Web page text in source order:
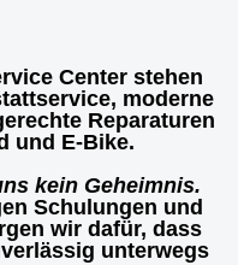
Center stehen
moderne
Reparaturen
und E-Bike.
kein Geheimnis.
Schulungen und
wir dafür, dass
unterwegs